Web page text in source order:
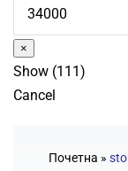
×
Show (111)
Cancel
Почетна » stol